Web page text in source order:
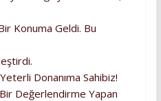
Konuma Geldi. Bu
Donanıma Sahibiz!
Bir Değerlendirme Yapan